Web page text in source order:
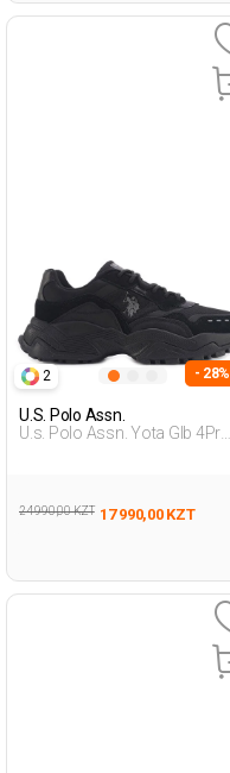
2 - 28%
U.S. Polo Assn.
U.s. Polo Assn. Yota Glb 4Pr
24 990,00 KZT 17 990,00 KZT